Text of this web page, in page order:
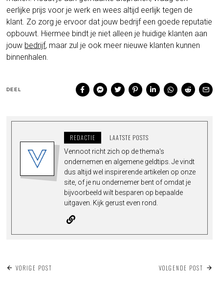
eerlijke prijs voor je werk en wees altijd eerlijk tegen de
klant. Zo zorg je ervoor dat jouw bedrijf een goede reputatie
opbouwt. Hiermee bindt je niet alleen je huidige klanten aan
jouw bedrijf, maar zul je ook meer nieuwe klanten kunnen
binnenhalen.
DEEL
REDACTIE LAATSTE POSTS
Vennoot richt zich op de thema's
ondernemen en algemene geldtips. Je vindt
dus altijd wel inspirerende artikelen op onze
site, of je nu ondernemer bent of omdat je
bijvoorbeeld wilt besparen op bepaalde
uitgaven. Kijk gerust even rond.
BERICHT
VORIGE POST VOLGENDE POST